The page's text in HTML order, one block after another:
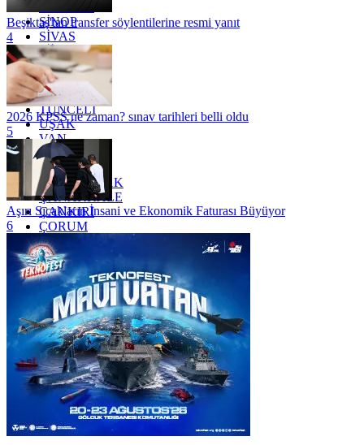
SİNOP
SİVAS
SİİRT
TEKİRDAĞ
TOKAT
TRABZON
TUNCELİ
UŞAK
VAN
YALOVA
YOZGAT
ZONGULDAK
ÇANAKKALE
ÇANKIRI
ÇORUM
İSTANBUL
İZMİR
ŞANLIURFA
ŞIRNAK
Beşiktaş'tan transfer söylentilerine resmi yanıt
4
2026 KPSS ne zaman? sınav tarihleri belli oldu
5
Aşırı Sıcakların İnsani ve Ekonomik Faturası Büyüyor
6